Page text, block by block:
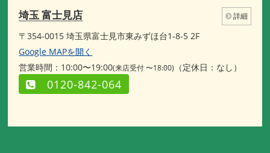
埼玉 富士見店 詳細
〒354-0015 埼玉県富士見市東みずほ台1-8-5 2F
Google MAPを開く
営業時間：10:00〜19:00(来店受付 〜18:00) （定休日：なし）
0120-842-064